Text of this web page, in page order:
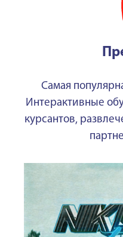
Самая
Интерактивные
курсантов,